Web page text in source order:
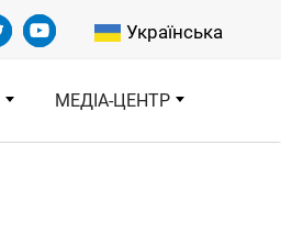
Select your
Українська
МЕДІА-ЦЕНТР